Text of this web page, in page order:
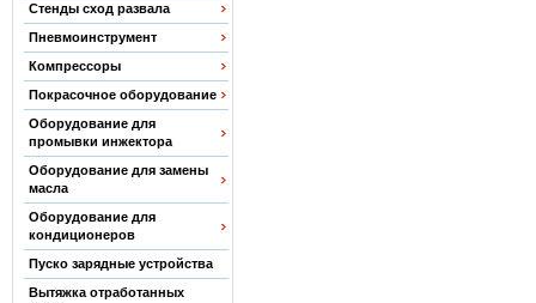
Стенды сход развала
Пневмоинструмент
Компрессоры
Покрасочное оборудование
Оборудование для
промывки инжектора
Оборудование для замены
масла
Оборудование для
кондиционеров
Пуско зарядные устройства
Вытяжка отработанных